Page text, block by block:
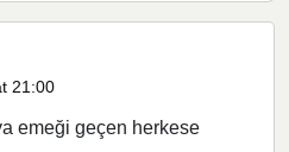
21:00
emeği geçen herkese